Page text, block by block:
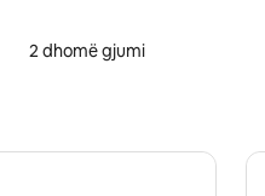
2 dhomë gjumi